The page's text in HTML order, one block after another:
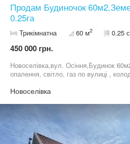
Продам Будиночок
0.25га
Трикімнатна 60 м2 0.25
450 000 грн.
Новоселівка,вул. Осіння,Будинок
опалення, світло, газ по вулиці ,
Новоселівка